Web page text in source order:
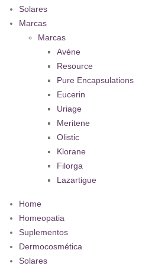
Solares
Marcas
Marcas
Avéne
Resource
Pure Encapsulations
Eucerin
Uriage
Meritene
Olistic
Klorane
Filorga
Lazartigue
Home
Homeopatia
Suplementos
Dermocosmética
Solares